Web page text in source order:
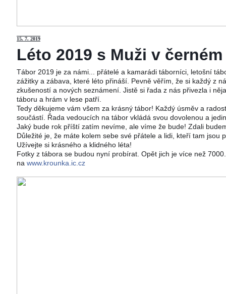
15. 7. 2019
Léto 2019 s Muži v
Tábor 2019 je za námi... přátelé a kamarádi táborníci, letošní
zážitky a zábava, které léto přináší. Pevně věřím, že si každý z
zkušeností a nových seznámení. Jistě si řada z nás přivezla i
táboru a hrám v lese patří.
Tedy děkujeme vám všem za krásný tábor! Každý úsměv a
součástí. Řada vedoucích na tábor vkládá svou dovolenou a
Jaký bude rok příští zatím nevíme, ale víme že bude! Zdali
Důležité je, že máte kolem sebe své přátele a lidi, kteří tam jsou
Užívejte si krásného a klidného léta!
Fotky z tábora se budou nyní probírat. Opět jich je více než
na www.krounka.ic.cz